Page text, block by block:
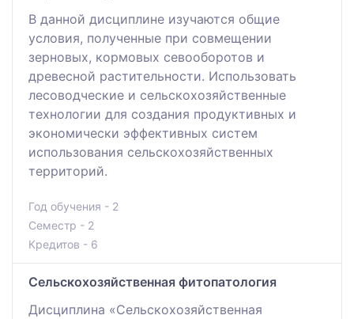
В данной дисциплине изучаются общие
условия, полученные при совмещении
зерновых, кормовых севооборотов и
древесной растительности. Использовать
лесоводческие и сельскохозяйственные
технологии для создания продуктивных и
экономически эффективных систем
использования сельскохозяйственных
территорий.
Год обучения - 2
Семестр - 2
Кредитов - 6
Сельскохозяйственная фитопатология
Дисциплина «Сельскохозяйственная